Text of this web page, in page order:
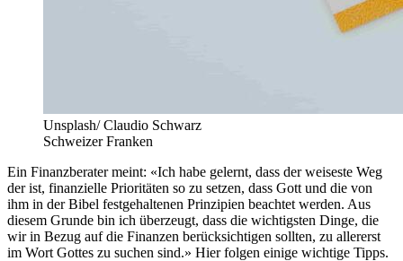
Unsplash/ Claudio Schwarz
Schweizer Franken
Ein Finanzberater meint: «Ich habe gelernt, dass der weiseste Weg
der ist, finanzielle Prioritäten so zu setzen, dass Gott und die von
ihm in der Bibel festgehaltenen Prinzipien beachtet werden. Aus
diesem Grunde bin ich überzeugt, dass die wichtigsten Dinge, die
wir in Bezug auf die Finanzen berücksichtigen sollten, zu allererst
im Wort Gottes zu suchen sind.» Hier folgen einige wichtige Tipps.